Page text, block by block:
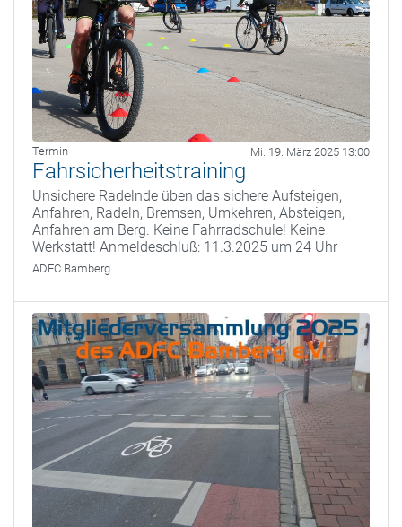
Termin Mi. 19. März 2025 13:00
Fahrsicherheitstraining
Unsichere Radelnde üben das sichere Aufsteigen,
Anfahren, Radeln, Bremsen, Umkehren, Absteigen,
Anfahren am Berg. Keine Fahrradschule! Keine
Werkstatt! Anmeldeschluß: 11.3.2025 um 24 Uhr
ADFC Bamberg